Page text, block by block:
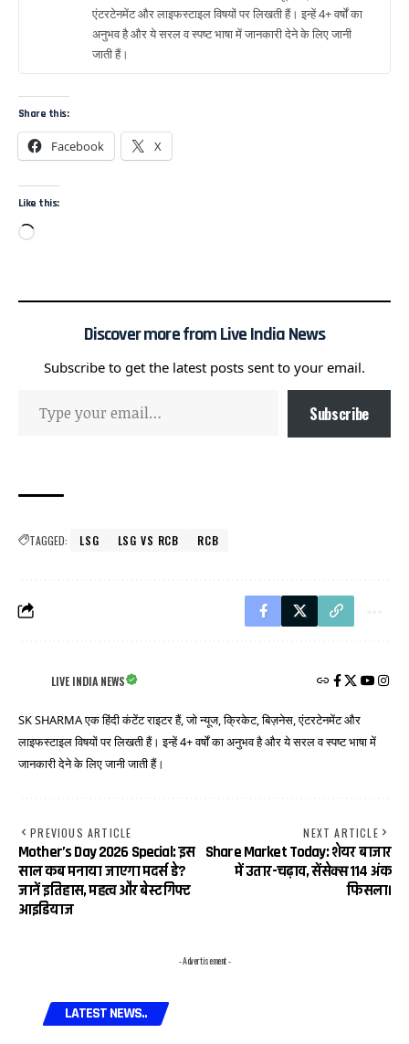
एंटरटेनमेंट और लाइफस्टाइल विषयों पर लिखती हैं। इन्हें 4+ वर्षों का
अनुभव है और ये सरल व स्पष्ट भाषा में जानकारी देने के लिए जानी
जाती हैं।
Share this:
Facebook X
Like this:
Discover more from Live India News
Subscribe to get the latest posts sent to your email.
Subscribe
TAGGED: LSG LSG VS RCB RCB
LIVE INDIA NEWS
SK SHARMA एक हिंदी कंटेंट राइटर हैं, जो न्यूज, क्रिकेट, बिज़नेस, एंटरटेनमेंट और
लाइफस्टाइल विषयों पर लिखती हैं। इन्हें 4+ वर्षों का अनुभव है और ये सरल व स्पष्ट भाषा में
जानकारी देने के लिए जानी जाती हैं।
PREVIOUS ARTICLE
Mother’s Day 2026 Special: इस
साल कब मनाया जाएगा मदर्स डे?
जानें इतिहास, महत्व और बेस्ट गिफ्ट
आइडियाज
NEXT ARTICLE
Share Market Today: शेयर बाजार
में उतार-चढ़ाव, सेंसेक्स 114 अंक
फिसला।
- Advertisement -
LATEST NEWS..